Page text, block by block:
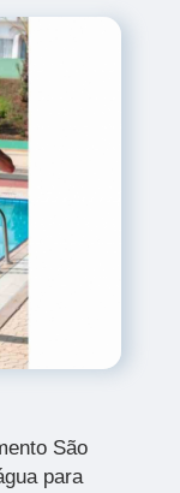
São
para